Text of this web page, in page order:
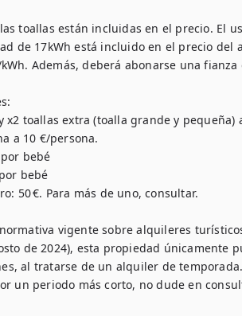
toallas están incluidas en el precio. El
de 17kWh está incluido en el precio del
Además, deberá abonarse una fianza
x2 toallas extra (toalla grande y pequeña)
a 10 €/persona.
bebé
bebé
50 €. Para más de uno, consultar.
vigente sobre alquileres
de 2024), esta propiedad únicamente
al tratarse de un alquiler de temporada.
un periodo más corto, no dude en